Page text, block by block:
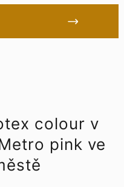
colour v
pink ve